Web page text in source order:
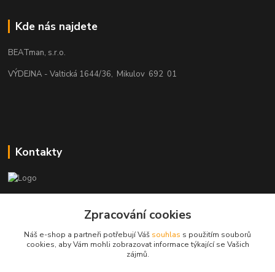
Kde nás najdete
BEATman, s.r.o.
VÝDEJNA - Valtická 1644/36, Mikulov 692 01
Kontakty
elektro@beatman.cz
Zpracování cookies
Náš e-shop a partneři potřebují Váš souhlas s použitím souborů
cookies, aby Vám mohli zobrazovat informace týkající se Vašich
zájmů.